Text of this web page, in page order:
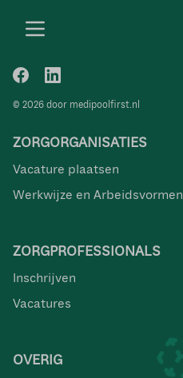
© 2026 door medipoolfirst.nl
ZORGORGANISATIES
Vacature plaatsen
Werkwijze en Arbeidsvormen
ZORGPROFESSIONALS
Inschrijven
Vacatures
OVERIG